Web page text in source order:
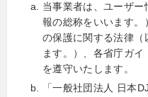
当事業者は、ユーザ
報の総称をいいます。
の保護に関する法律
ます。）、各省庁ガ
を遵守いたします。
「一般社団法人 日本